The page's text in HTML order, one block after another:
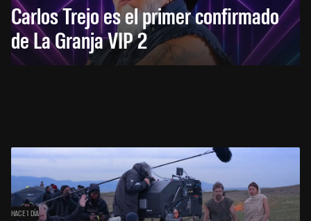
Carlos Trejo es el primer confirmado
de La Granja VIP 2
HACE 1 DÍA